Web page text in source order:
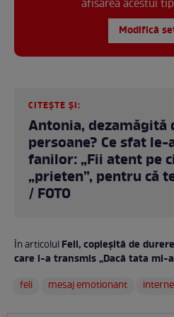
afisarea acestui
Modifică
CITEȘTE ȘI:
Antonia, dezamăgită
persoane? Ce sfat
fanilor: „Fii atent pe
„prieten”, pentru că
/ FOTO
În articolulFeli, copleșită de
care l-a transmis „Dacă tata mi-
feli
mesaj emotionant